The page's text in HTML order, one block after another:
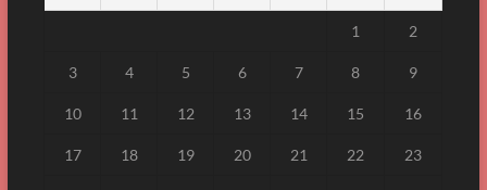
1 2
3 4 5 6 7 8 9
10 11 12 13 14 15 16
17 18 19 20 21 22 23